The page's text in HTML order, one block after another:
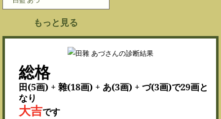
もっと見る
総格
田(5画) + 雜(18画) + あ(3画) + づ(3画)で29画と
なり
大吉です